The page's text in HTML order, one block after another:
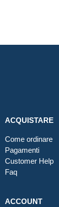
ACQUISTARE
Come ordinare
Pagamenti
Customer Help
Faq
ACCOUNT